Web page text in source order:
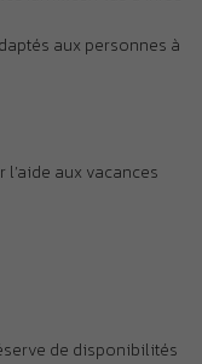
de disponibilités
du 25 août 1995).